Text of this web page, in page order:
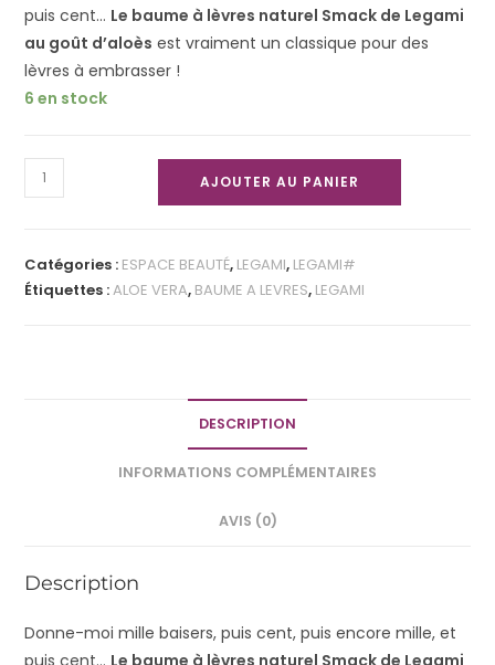
puis cent… Le baume à lèvres naturel Smack de Legami
au goût d’aloès est vraiment un classique pour des
lèvres à embrasser !
6 en stock
AJOUTER AU PANIER
Catégories : ESPACE BEAUTÉ, LEGAMI, LEGAMI#
Étiquettes :ALOE VERA, BAUME A LEVRES, LEGAMI
DESCRIPTION
INFORMATIONS COMPLÉMENTAIRES
AVIS (0)
Description
Donne-moi mille baisers, puis cent, puis encore mille, et
puis cent… Le baume à lèvres naturel Smack de Legami